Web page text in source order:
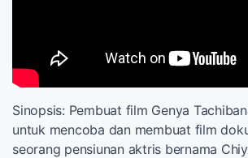
Sinopsis: Pembuat film Genya
untuk mencoba dan membuat film
seorang pensiunan aktris bernama